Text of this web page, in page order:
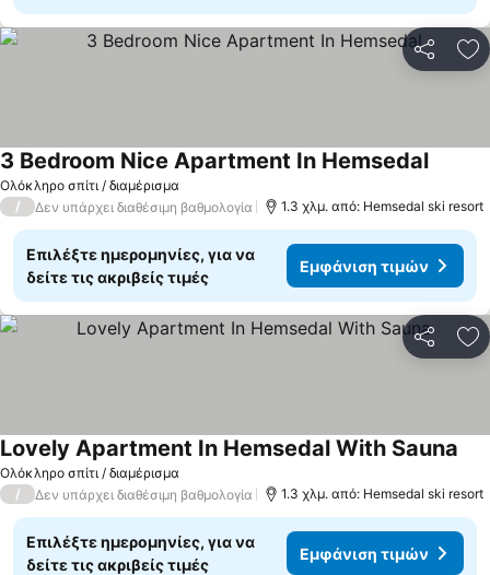
Ολόκληρο σπίτι / διαμέρισμα
3 Bedroom Nice Apartment In Hemsedal
/ Δεν υπάρχει διαθέσιμη βαθμολογία 1.3 χλμ. από: Hemsedal ski resort
Επιλέξτε ημερομηνίες, για να
δείτε τις ακριβείς τιμές
Εμφάνιση τιμών
Ολόκληρο σπίτι / διαμέρισμα
Lovely Apartment In Hemsedal With Sauna
/ Δεν υπάρχει διαθέσιμη βαθμολογία 1.3 χλμ. από: Hemsedal ski resort
Επιλέξτε ημερομηνίες, για να
δείτε τις ακριβείς τιμές
Εμφάνιση τιμών